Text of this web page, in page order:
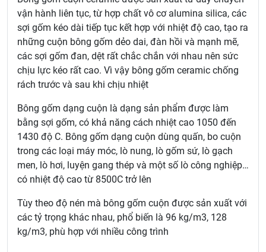
vận hành liên tục, từ hợp chất vô cơ alumina silica, các
sợi gốm kéo dài tiếp tục kết hợp với nhiệt độ cao, tạo ra
những cuộn bông gốm dẻo dai, đàn hồi và mạnh mẽ,
các sợi gốm đan, dệt rất chắc chắn với nhau nên sức
chịu lực kéo rất cao. Vì vậy bông gốm ceramic chống
rách trước và sau khi chịu nhiệt
Bông gốm dạng cuộn là dạng sản phẩm được làm
bằng sợi gốm, có khả năng cách nhiệt cao 1050 đến
1430 độ C. Bông gốm dạng cuộn dùng quấn, bo cuộn
trong các loại máy móc, lò nung, lò gốm sứ, lò gạch
men, lò hơi, luyện gang thép và một số lò công nghiệp…
có nhiệt độ cao từ 8500C trở lên
Tùy theo độ nén mà bông gốm cuộn được sản xuất với
các tỷ trọng khác nhau, phổ biến là 96 kg/m3, 128
kg/m3, phù hợp với nhiều công trình